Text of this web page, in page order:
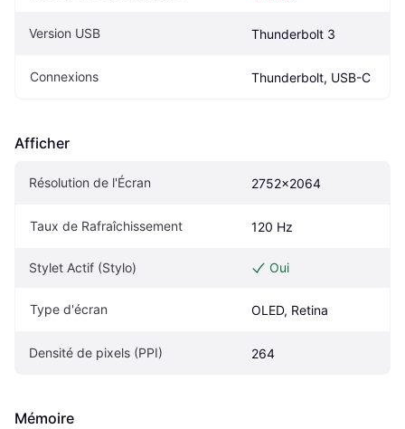
Version USB Thunderbolt 3
Connexions Thunderbolt, USB-C
Afficher
Résolution de l'Écran 2752x2064
Taux de Rafraîchissement 120 Hz
Stylet Actif (Stylo) Oui
Type d'écran OLED, Retina
Densité de pixels (PPI) 264
Mémoire